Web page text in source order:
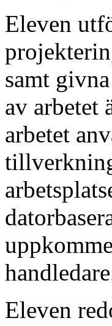
Eleven
samt
av arbetet
arbetet
Eleven